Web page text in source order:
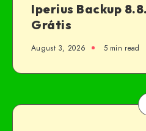
Iperius Backup
Grátis
August 3, 2026 5 min read